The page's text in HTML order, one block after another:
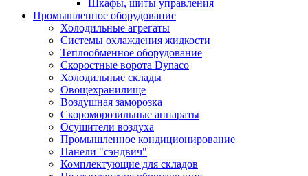
Шкафы, шиты управления
Промышленное оборудование
Холодильные агрегаты
Системы охлаждения жидкости
Теплообменное оборудование
Скоростные ворота Dynaco
Холодильные склады
Овощехранилище
Воздушная заморозка
Скороморозильные аппараты
Осушители воздуха
Промышленное кондиционирование
Панели "сэндвич"
Комплектующие для складов